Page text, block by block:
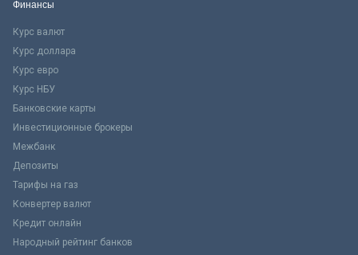
Финансы
Курс валют
Курс доллара
Курс евро
Курс НБУ
Банковские карты
Инвестиционные брокеры
Межбанк
Депозиты
Тарифы на газ
Конвертер валют
Кредит онлайн
Народный рейтинг банков